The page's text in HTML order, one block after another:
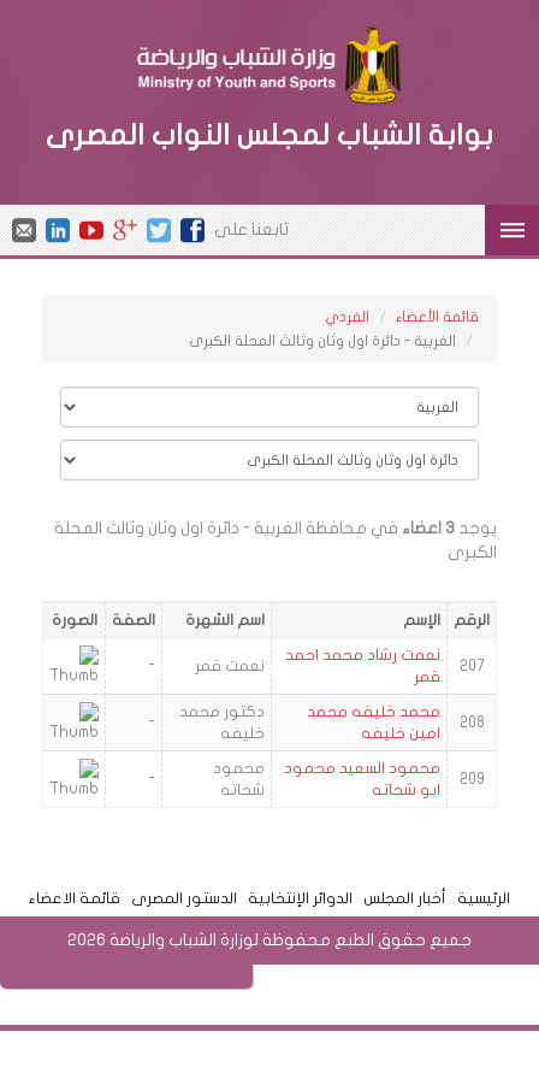
بوابة الشباب لمجلس النواب المصرى
تابعنا على
قائمة الأعضاء
الفردي
الغربية - دائرة اول وثان وثالث المحلة الكبرى
يوجد 3 اعضاء
في محافظة الغربية - دائرة اول وثان وثالث المحلة
الكبرى
الرقم الإسم اسم الشهرة الصفة الصورة
207
نعمت رشاد محمد احمد
قمر
نعمت قمر -
208
محمد خليفه محمد
امين خليفه
دكتور محمد
خليفه
-
209
محمود السعيد محمود
ابو شحاته
محمود
شحاته
-
الرئيسية أخبار المجلس الدوائر الإنتخابية الدستور المصرى قائمة الاعضاء
جميع حقوق الطبع محفوظة لوزارة الشباب والرياضة 2026